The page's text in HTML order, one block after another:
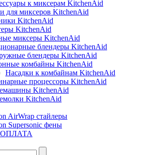
к миксерам KitchenAid
для миксеров KitchenAid
KitchenAid
KitchenAid
миксеры KitchenAid
блендеры KitchenAid
блендеры KitchenAid
комбайны KitchenAid
Насадки к комбайнам KitchenAid
процессоры KitchenAid
KitchenAid
KitchenAid
AirWrap стайлеры
Supersonic фены